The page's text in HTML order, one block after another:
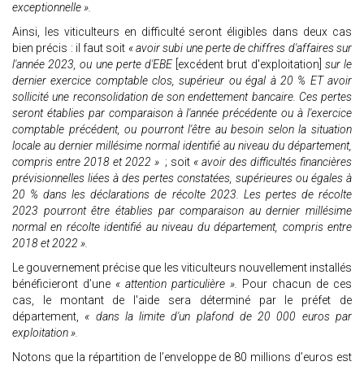
exceptionnelle ».
Ainsi, les viticulteurs en difficulté seront éligibles dans deux cas
bien précis : il faut soit « avoir subi une perte de chiffres d'affaires sur
l'année 2023, ou une perte d'EBE [excédent brut d'exploitation] sur le
dernier exercice comptable clos, supérieur ou égal à 20 % ET avoir
sollicité une reconsolidation de son endettement bancaire. Ces pertes
seront établies par comparaison à l'année précédente ou à l'exercice
comptable précédent, ou pourront l'être au besoin selon la situation
locale au dernier millésime normal identifié au niveau du département,
compris entre 2018 et 2022 » ; soit « avoir des difficultés financières
prévisionnelles liées à des pertes constatées, supérieures ou égales à
20 % dans les déclarations de récolte 2023. Les pertes de récolte
2023 pourront être établies par comparaison au dernier millésime
normal en récolte identifié au niveau du département, compris entre
2018 et 2022 ».
Le gouvernement précise que les viticulteurs nouvellement installés
bénéficieront d’une « attention particulière ». Pour chacun de ces
cas, le montant de l'aide sera déterminé par le préfet de
département, « dans la limite d'un plafond de 20 000 euros par
exploitation ».
Notons que la répartition de l’enveloppe de 80 millions d’euros est